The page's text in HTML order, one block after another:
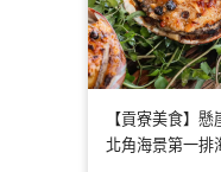
【貢寮美食】
北角海景第一排